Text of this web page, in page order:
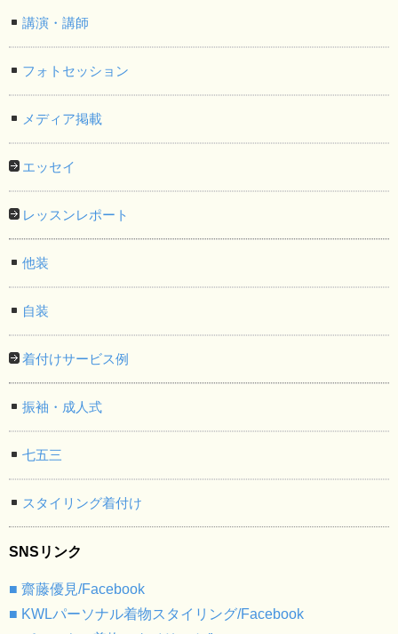
講演・講師
フォトセッション
メディア掲載
エッセイ
レッスンレポート
他装
自装
着付けサービス例
振袖・成人式
七五三
スタイリング着付け
SNSリンク
■ 齋藤優見/Facebook
■ KWLパーソナル着物スタイリング/Facebook